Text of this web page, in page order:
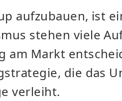
aufzubauen, ist
stehen viele
am Markt
die das
verleiht.